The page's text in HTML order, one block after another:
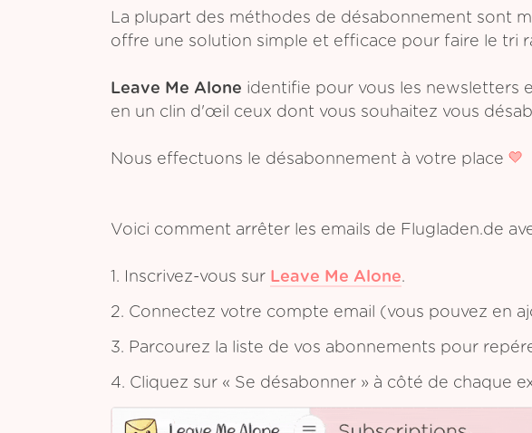
La plupart des méthodes de désabonnement sont
offre une solution simple et efficace pour faire le tri
Leave Me Alone identifie pour vous les newsletters
en un clin d'œil ceux dont vous souhaitez vous
Nous effectuons le désabonnement à votre place
Voici comment arrêter les emails de Flugladen.de
1. Inscrivez-vous sur Leave Me Alone.
2. Connectez votre compte email (vous pouvez en
3. Parcourez la liste de vos abonnements pour
4. Cliquez sur « Se désabonner » à côté de chaque